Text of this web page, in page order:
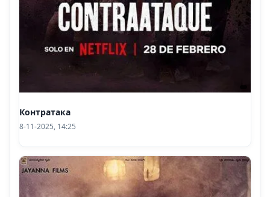
Контратака
8-11-2025, 14:25